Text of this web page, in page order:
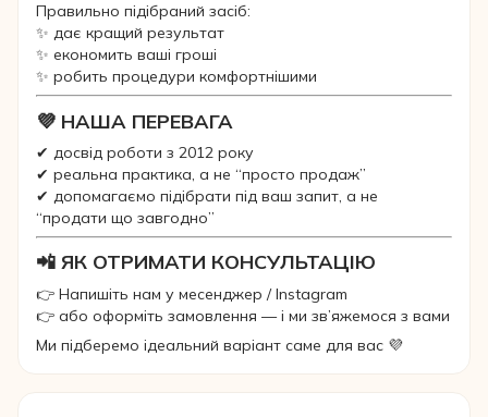
Правильно підібраний засіб:
✨ дає кращий результат
✨ економить ваші гроші
✨ робить процедури комфортнішими
💜 НАША ПЕРЕВАГА
✔ досвід роботи з 2012 року
✔ реальна практика, а не “просто продаж”
✔ допомагаємо підібрати під ваш запит, а не
“продати що завгодно”
📲 ЯК ОТРИМАТИ КОНСУЛЬТАЦІЮ
👉 Напишіть нам у месенджер / Instagram
👉 або оформіть замовлення — і ми зв’яжемося з вами
Ми підберемо ідеальний варіант саме для вас 💜